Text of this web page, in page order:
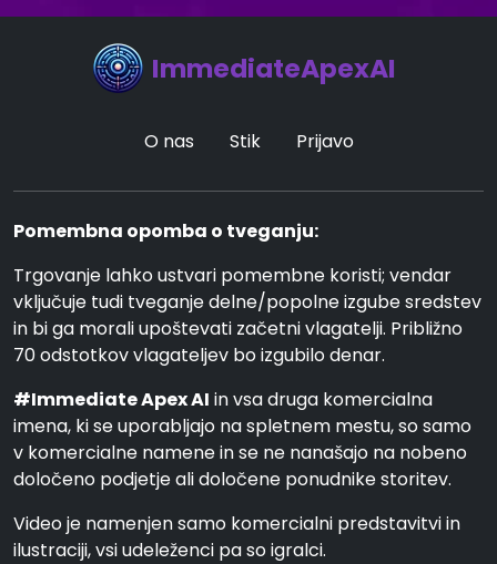
ImmediateApexAI
O nas Stik Prijavo
Pomembna opomba o tveganju:
Trgovanje lahko ustvari pomembne koristi; vendar
vključuje tudi tveganje delne/popolne izgube sredstev
in bi ga morali upoštevati začetni vlagatelji. Približno
70 odstotkov vlagateljev bo izgubilo denar.
#Immediate Apex AI in vsa druga komercialna
imena, ki se uporabljajo na spletnem mestu, so samo
v komercialne namene in se ne nanašajo na nobeno
določeno podjetje ali določene ponudnike storitev.
Video je namenjen samo komercialni predstavitvi in
ilustraciji, vsi udeleženci pa so igralci.